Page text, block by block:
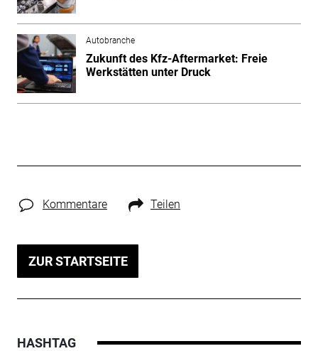
Autobranche
Zukunft des Kfz-Aftermarket: Freie
Werkstätten unter Druck
Kommentare Teilen
ZUR STARTSEITE
HASHTAG